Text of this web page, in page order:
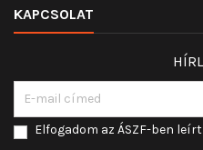
KAPCSOLAT
Elfogadom az ÁSZF-ben